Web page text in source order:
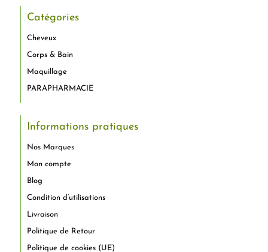
Catégories
Cheveux
Corps & Bain
Maquillage
PARAPHARMACIE
Informations pratiques
Nos Marques
Mon compte
Blog
Condition d’utilisations
Livraison
Politique de Retour
Politique de cookies (UE)